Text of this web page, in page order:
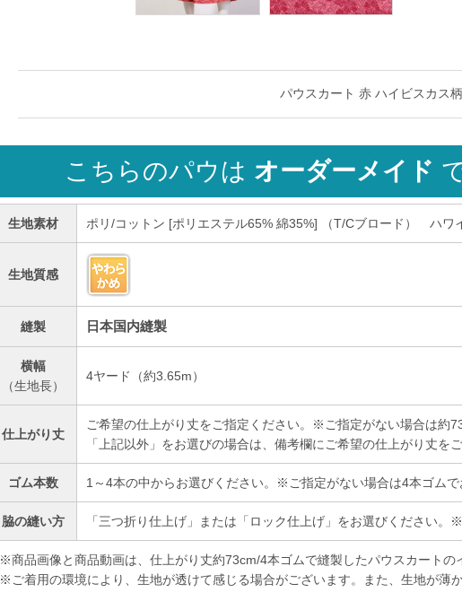
パウスカート 赤 ハイビスカス柄
こちらのパウは オーダーメイド
生地素材 ポリ/コットン [ポリエステル65% 綿35%] （T/Cブロード） ハワ
生地質感
縫製 日本国内縫製
横幅
（生地長）
4ヤード（約3.65m）
仕上がり丈
ご希望の仕上がり丈をご指定ください。※ご指定がない場合は約
「上記以外」をお選びの場合は、備考欄にご希望の仕上がり丈を
ゴム本数 1～4本の中からお選びください。※ご指定がない場合は4本ゴムで
脇の縫い方 「三つ折り仕上げ」または「ロック仕上げ」をお選びください
※商品画像と商品動画は、仕上がり丈約73cm/4本ゴムで縫製したパウスカートの
※ご着用の環境により、生地が透けて感じる場合がございます。また、生地が薄